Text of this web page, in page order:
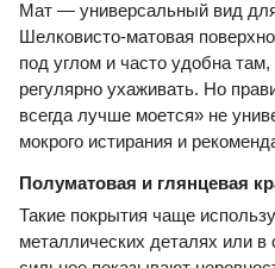
Мат — универсальный вид
Шелковисто-матовая
под углом и часто удобна
регулярно ухаживать. Но
всегда лучше моется» не
мокрого истирания и
Полуматовая и глянцевая
Такие покрытия чаще
металлических деталях или